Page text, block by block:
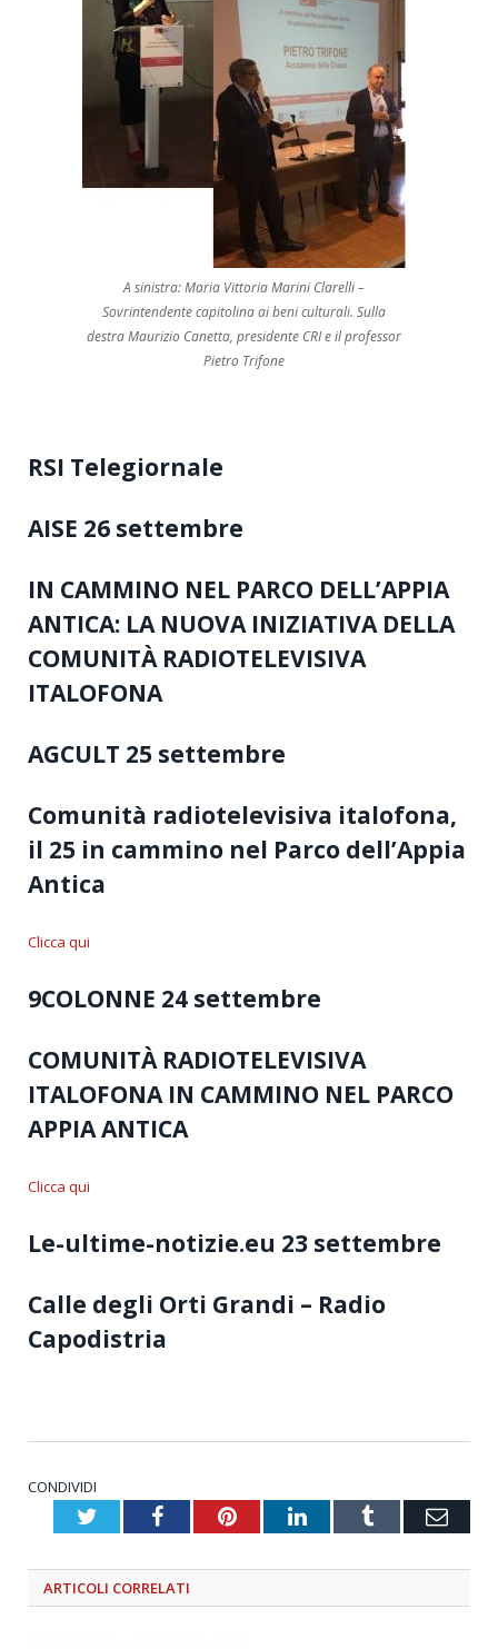
A sinistra: Maria Vittoria Marini Clarelli –
Sovrintendente capitolina ai beni culturali. Sulla
destra Maurizio Canetta, presidente CRI e il professor
Pietro Trifone
RSI Telegiornale
AISE 26 settembre
IN CAMMINO NEL PARCO DELL’APPIA
ANTICA: LA NUOVA INIZIATIVA DELLA
COMUNITÀ RADIOTELEVISIVA
ITALOFONA
AGCULT 25 settembre
Comunità radiotelevisiva italofona,
il 25 in cammino nel Parco dell’Appia
Antica
Clicca qui
9COLONNE 24 settembre
COMUNITÀ RADIOTELEVISIVA
ITALOFONA IN CAMMINO NEL PARCO
APPIA ANTICA
Clicca qui
Le-ultime-notizie.eu 23 settembre
Calle degli Orti Grandi – Radio
Capodistria
CONDIVIDI
TwitterFacebookPinterestLinkedInTumblr
ARTICOLI CORRELATI